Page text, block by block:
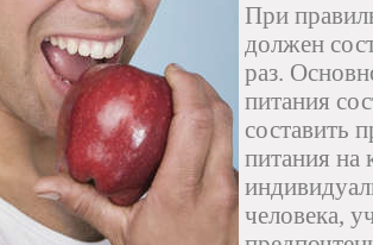
При
должен
раз.
питания
составить
питания на
человека,